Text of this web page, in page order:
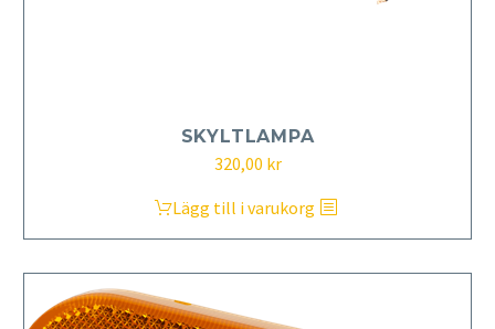
SKYLTLAMPA
320,00 kr
Lägg till i varukorg